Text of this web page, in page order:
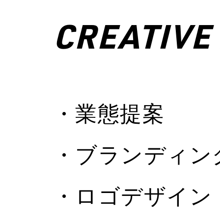
・業態提案
・ブランディン
・ロゴデザイン